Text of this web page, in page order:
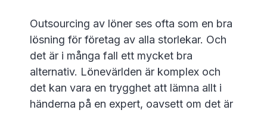
Outsourcing av löner ses ofta som en bra
lösning för företag av alla storlekar. Och
det är i många fall ett mycket bra
alternativ. Lönevärlden är komplex och
det kan vara en trygghet att lämna allt i
händerna på en expert, oavsett om det är